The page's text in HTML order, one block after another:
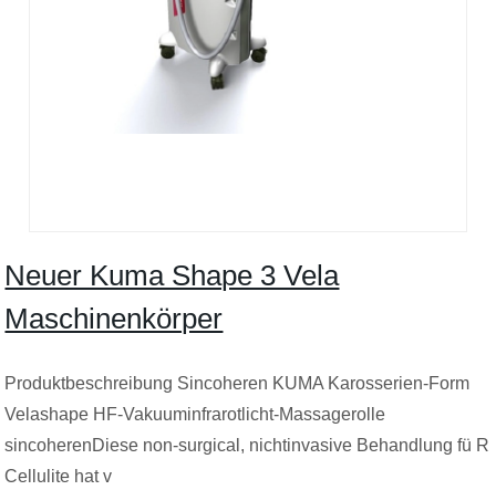
Neuer Kuma Shape 3 Vela
Maschinenkörper
Produktbeschreibung Sincoheren KUMA Karosserien-Form
Velashape HF-Vakuuminfrarotlicht-Massagerolle
sincoherenDiese non-surgical, nichtinvasive Behandlung fü R
Cellulite hat v